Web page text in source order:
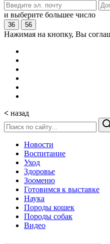
и выберите большее число
36 56
Нажимая на кнопку, Вы
< назад
Новости
Воспитание
Уход
Здоровье
Зооменю
Готовимся к выставке
Наука
Породы кошек
Породы собак
Видео